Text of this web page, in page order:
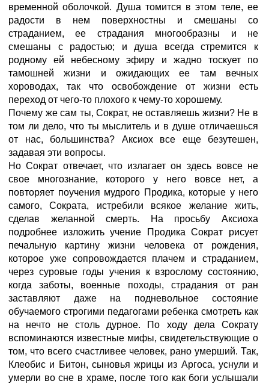
временной оболочкой. Душа томится в этом теле, ее
радости в нем поверхностны и смешаны со
страданием, ее страдания многообразны и не
смешаны с радостью; и душа всегда стремится к
родному ей небесному эфиру и жадно тоскует по
тамошней жизни и ожидающих ее там вечных
хороводах, так что освобождение от жизни есть
переход от чего-то плохого к чему-то хорошему.
Почему же сам ты, Сократ, не оставляешь жизни? Не в
том ли дело, что ты мыслитель и в душе отличаешься
от нас, большинства? Аксиох все еще безутешен,
задавая эти вопросы.
Но Сократ отвечает, что излагает он здесь вовсе не
свое многознание, которого у него вовсе нет, а
повторяет поучения мудрого Продика, которые у него
самого, Сократа, истребили всякое желание жить,
сделав желанной смерть. На просьбу Аксиоха
подробнее изложить учение Продика Сократ рисует
печальную картину жизни человека от рождения,
которое уже сопровождается плачем и страданием,
через суровые годы учения к взрослому состоянию,
когда заботы, военные походы, страдания от ран
заставляют даже на подневольное состояние
обучаемого строгими педагогами ребенка смотреть как
на нечто не столь дурное. По ходу дела Сократу
вспоминаются известные мифы, свидетельствующие о
том, что всего счастливее человек, рано умерший. Так,
Клеобис и Битон, сыновья жрицы из Аргоса, уснули и
умерли во сне в храме, после того как боги услышали